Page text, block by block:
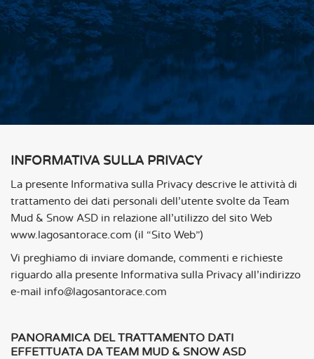
INFORMATIVA SULLA PRIVACY
La presente Informativa sulla Privacy descrive le attività di
trattamento dei dati personali dell’utente svolte da Team
Mud & Snow ASD in relazione all’utilizzo del sito Web
www.lagosantorace.com (il “Sito Web”)
Vi preghiamo di inviare domande, commenti e richieste
riguardo alla presente Informativa sulla Privacy all’indirizzo
e-mail info@lagosantorace.com
PANORAMICA DEL TRATTAMENTO DATI
EFFETTUATA DA TEAM MUD & SNOW ASD